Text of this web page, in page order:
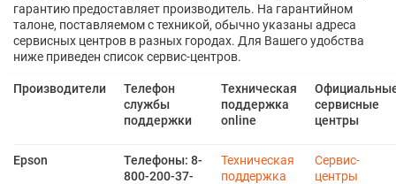
гарантию предоставляет производитель. На гарантийном
талоне, поставляемом с техникой, обычно указаны адреса
сервисных центров в разных городах. Для Вашего удобства
ниже приведен список сервис-центров.
Производители
Телефон
службы
поддержки
Техническая
поддержка
online
сервисные
центры
Epson Телефоны: 8-
800-200-37-
Техническая
поддержка
Сервис-
центры